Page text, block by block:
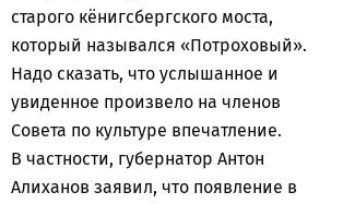
старого кёнигсбергского моста,
который назывался «Потроховый».
Надо сказать, что услышанное и
увиденное произвело на членов
Совета по культуре впечатление.
В частности, губернатор Антон
Алиханов заявил, что появление в